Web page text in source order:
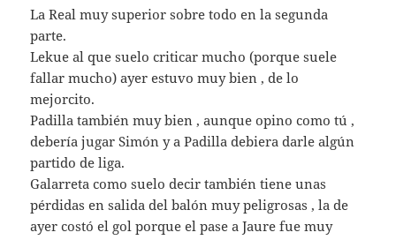
La Real muy superior sobre todo en la segunda
parte.
Lekue al que suelo criticar mucho (porque suele
fallar mucho) ayer estuvo muy bien , de lo
mejorcito.
Padilla también muy bien , aunque opino como tú ,
debería jugar Simón y a Padilla debiera darle algún
partido de liga.
Galarreta como suelo decir también tiene unas
pérdidas en salida del balón muy peligrosas , la de
ayer costó el gol porque el pase a Jaure fue muy